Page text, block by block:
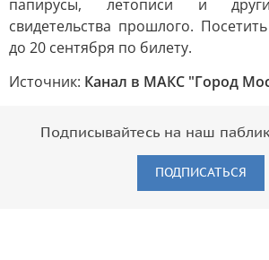
папирусы, летописи и
свидетельства прошлого.
до 20 сентября по билету.
Источник: Канал в МАКС "Город
Подписывайтесь на наш
ПОДПИСАТЬСЯ